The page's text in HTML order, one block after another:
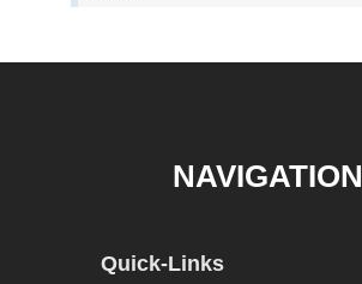
NAVIGATION
Quick-Links